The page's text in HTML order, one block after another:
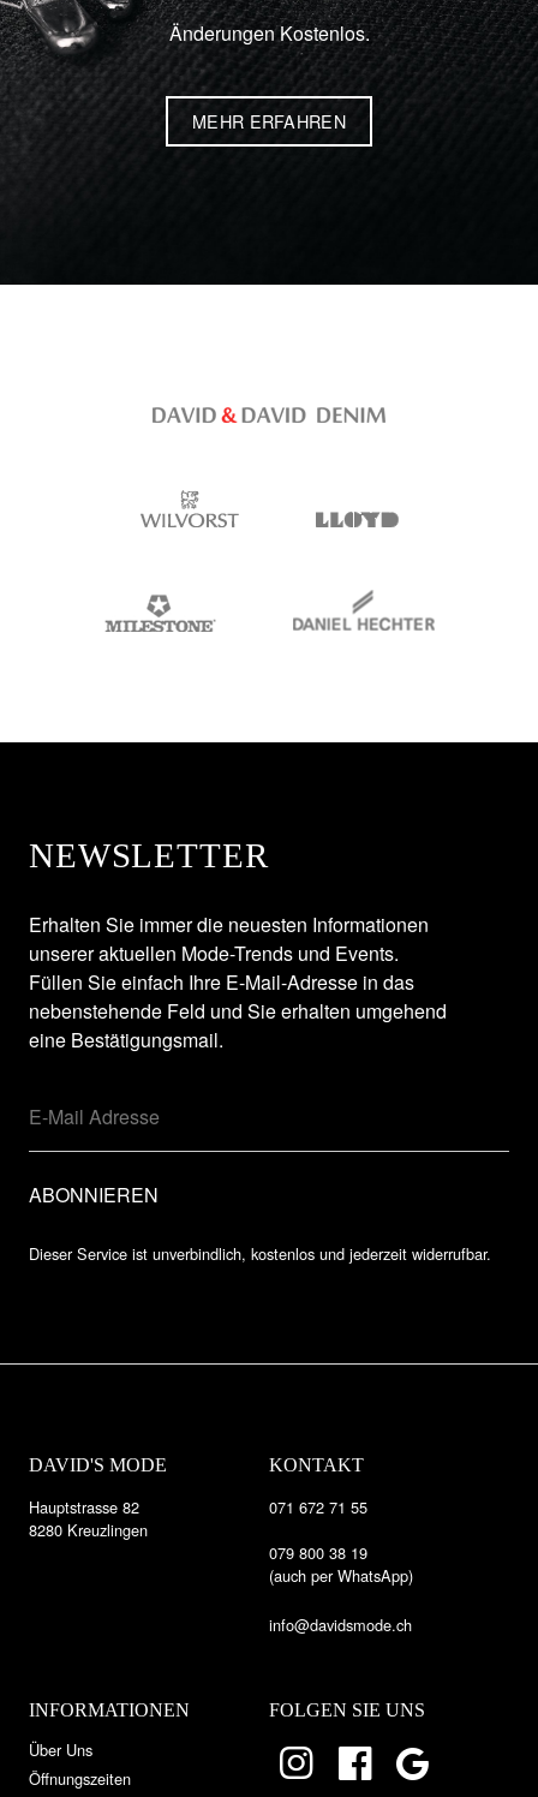
Änderungen Kostenlos.
MEHR ERFAHREN
NEWSLETTER
Erhalten Sie immer die neuesten Informationen
unserer aktuellen Mode-Trends und Events.
Füllen Sie einfach Ihre E-Mail-Adresse in das
nebenstehende Feld und Sie erhalten umgehend
eine Bestätigungsmail.
Dieser Service ist unverbindlich, kostenlos und jederzeit widerrufbar.
DAVID'S MODE
Hauptstrasse 82
8280 Kreuzlingen
KONTAKT
071 672 71 55
079 800 38 19
(auch per WhatsApp)
info@davidsmode.ch
INFORMATIONEN
Über Uns
Öffnungszeiten
FOLGEN SIE UNS